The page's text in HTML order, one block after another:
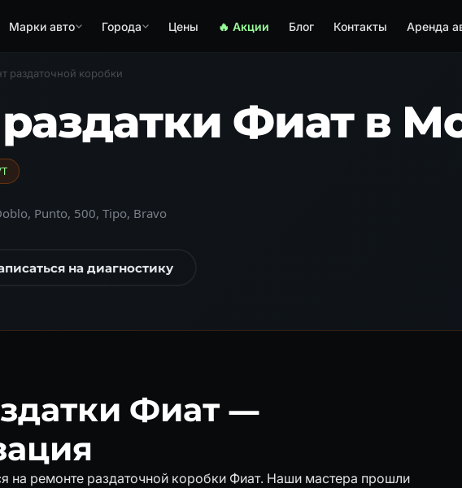
Марки авто Города Цены 🔥 Акции Блог Контакты Аренда
раздаточной коробки
Фиат в
Punto, 500, Tipo, Bravo
на диагностику
Фиат —
на ремонте раздаточной коробки Фиат. Наши мастера прошли